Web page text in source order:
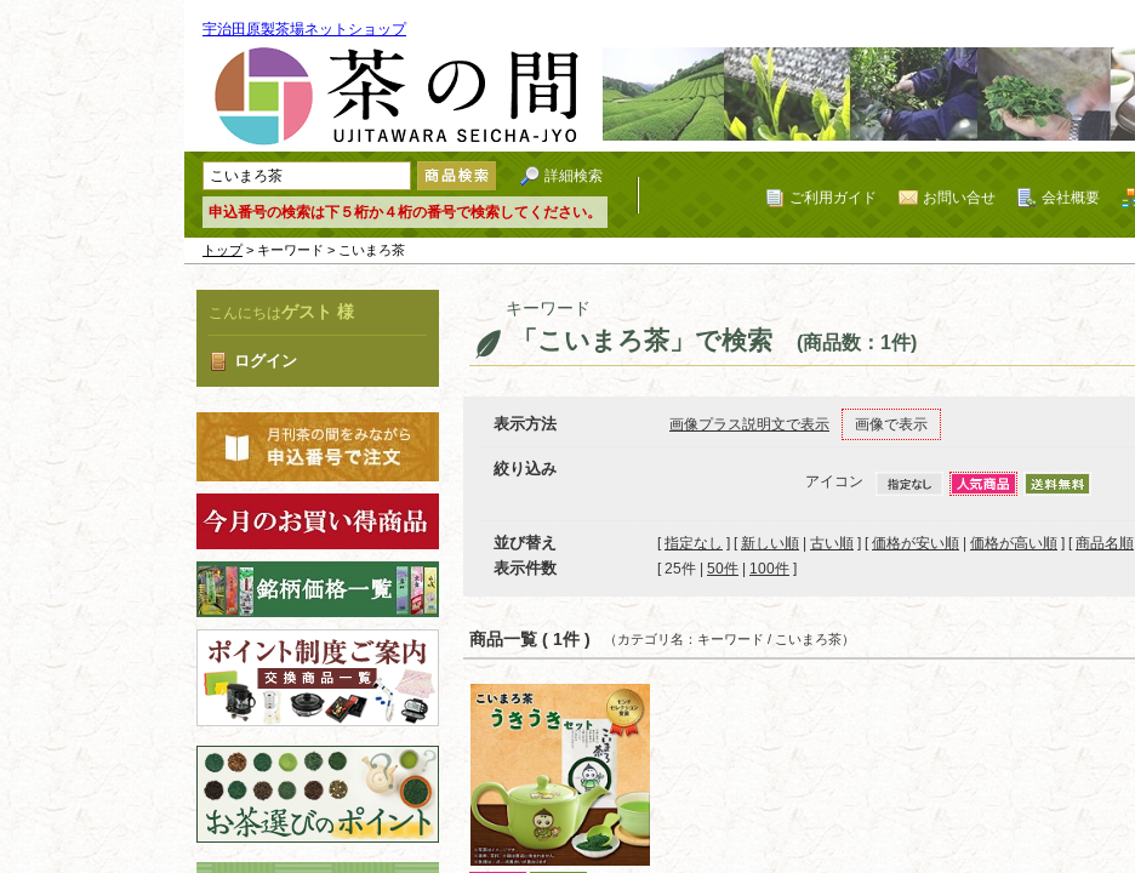
宇治田原製茶場ネットショップ
詳細検索
申込番号の検索は下５桁か４桁の番号で検索してください。
会社概要
お問い合せ
ご利用ガイド
トップ> キーワード > こいまろ茶
こんにちはゲスト 様
ログイン
キーワード
「こいまろ茶」で検索 (商品数：1件)
表示方法 画像プラス説明文で表示 画像で表示
絞り込み
アイコン
並び替え [指定なし ] [ 新しい順 古い順 ] [価格が安い順 価格が高い順 ] [商品名順
表示件数 [ 25件 50件 100件 ]
商品一覧 ( 1件 ) （カテゴリ名：キーワード / こいまろ茶）